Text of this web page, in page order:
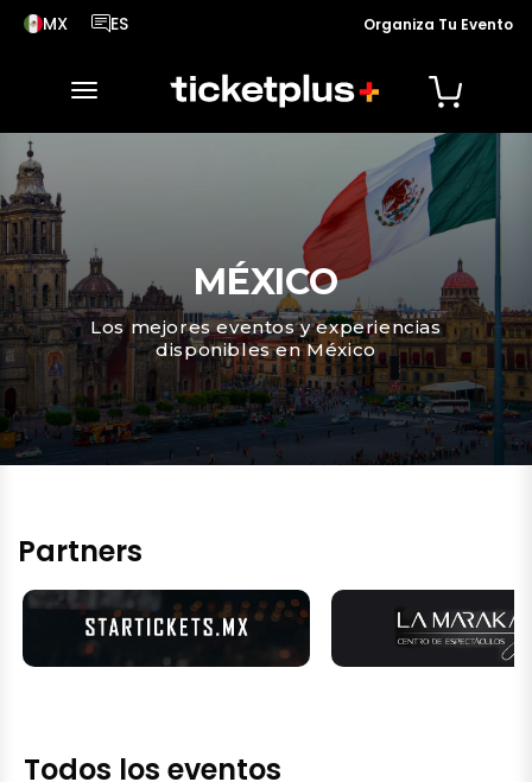
MX
País seleccionado, cambiar país
ES
Idioma seleccionado, cambiar idiomaOrganiza Tu Evento
desplegar navegación
MÉXICO
Los mejores eventos y experiencias
disponibles en México
Partners
Todos los eventos